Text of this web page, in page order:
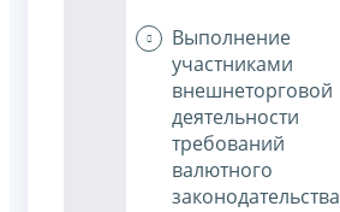
Выполнение
участниками
внешнеторговой
деятельности
требований
валютного
законодательства